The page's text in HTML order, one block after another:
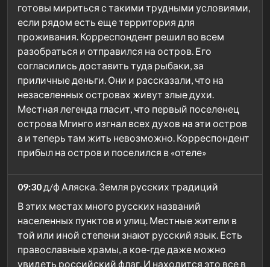
готовы мириться с такими трудными условиями,
если рядом есть еще территория для
проживания. Корреспондент решил во всем
разобраться и отправился на остров. Его
согласились доставить туда рыбаки, за
приличные деньги. Они и рассказали, что на
незаселенных островах живут злые духи.
Местная легенда гласит, что первый поселенец
острова Мгинго изгнал всех духов на эти остров
а и теперь там жить невозможно. Корреспондент
прибыл на остров и поселился в «отеле»
09:30д/ф Аляска. Земля русских традиций
В этих местах много русских названий
населенных пунктов и улиц. Местные жители в
той или иной степени знают русский язык. Есть
православные храмы, а кое-где даже можно
увидеть российский флаг. И находится это все в